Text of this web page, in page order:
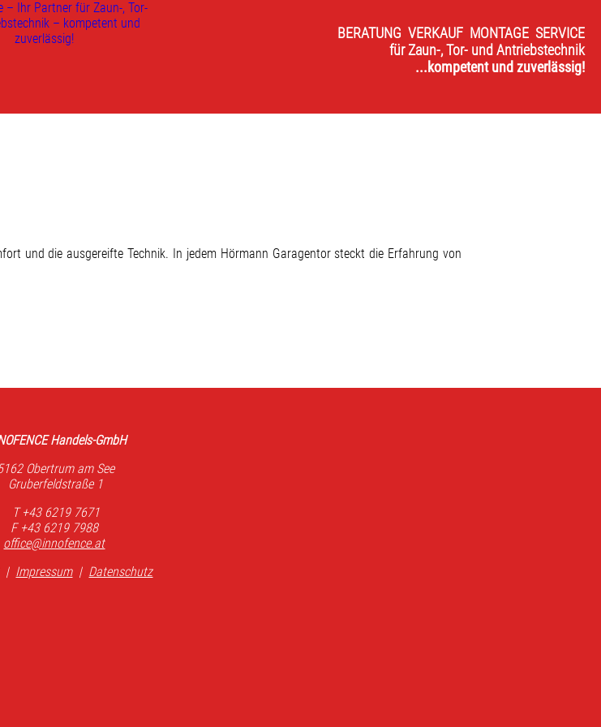
BERATUNG VERKAUF MONTAGE SERVICE
für Zaun-, Tor- und Antriebstechnik
...kompetent und zuverlässig!
und die ausgereifte Technik. In jedem Hörmann Garagentor steckt die Erfahrung von
Handels-GmbH
Obertrum am See
Gruberfeldstraße 1
T +43 6219 7671
F +43 6219 7988
office@innofence.at
| Impressum | Datenschutz